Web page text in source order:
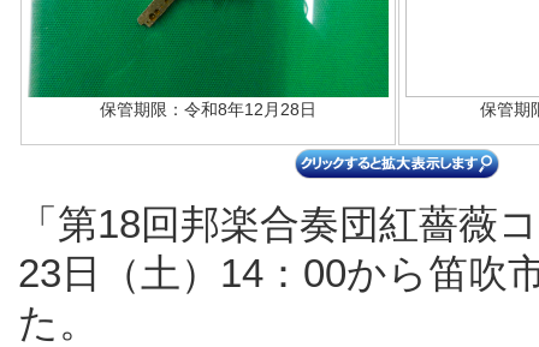
保管期限：令和8年12月28日 保管
「第18回邦楽合奏団紅薔薇
23日（土）14：00から笛吹
た。